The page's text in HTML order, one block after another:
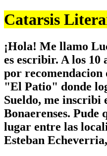
Catarsis
¡Hola! Me llamo
es escribir. A los 10
por
"El Patio" donde
Sueldo, me inscribi
Bonaerenses.
lugar entre las
Esteban